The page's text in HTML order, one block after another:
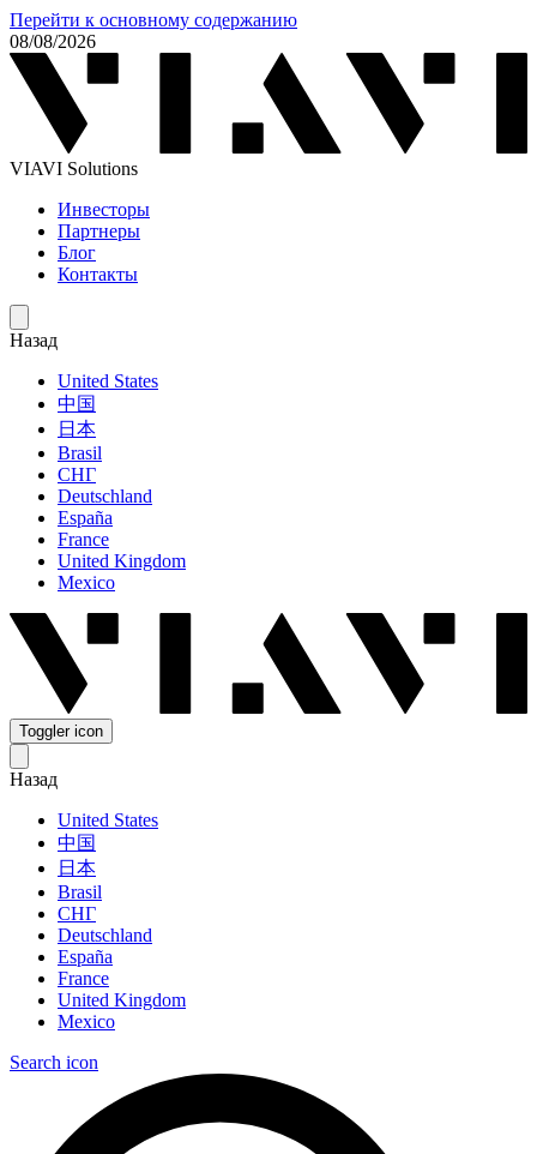
Перейти к основному содержанию
08/08/2026
VIAVI Solutions
Инвесторы
Партнеры
Блог
Контакты
Назад
United States
中国
日本
Brasil
СНГ
Deutschland
España
France
United Kingdom
Mexico
Toggler icon
Назад
United States
中国
日本
Brasil
СНГ
Deutschland
España
France
United Kingdom
Mexico
Search icon